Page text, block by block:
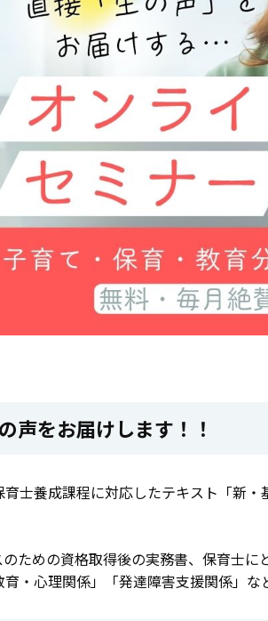
声をお届けします！！
士養成課程に対応したテキスト「新
ための資格取得後の実務書、保育士
・心理関係」「発達障害支援関係」な